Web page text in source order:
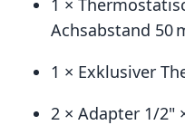
Achsabstand 50
1 × Exklusiver
2 × Adapter 1/2"